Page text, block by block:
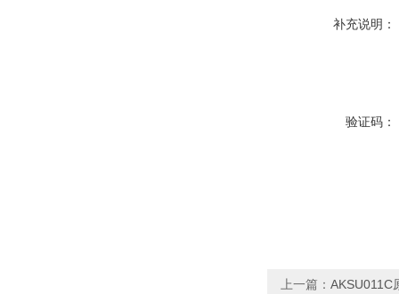
补充说明：
验证码：
上一篇： AKSU011C